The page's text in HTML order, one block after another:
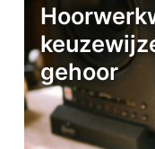
gehoor